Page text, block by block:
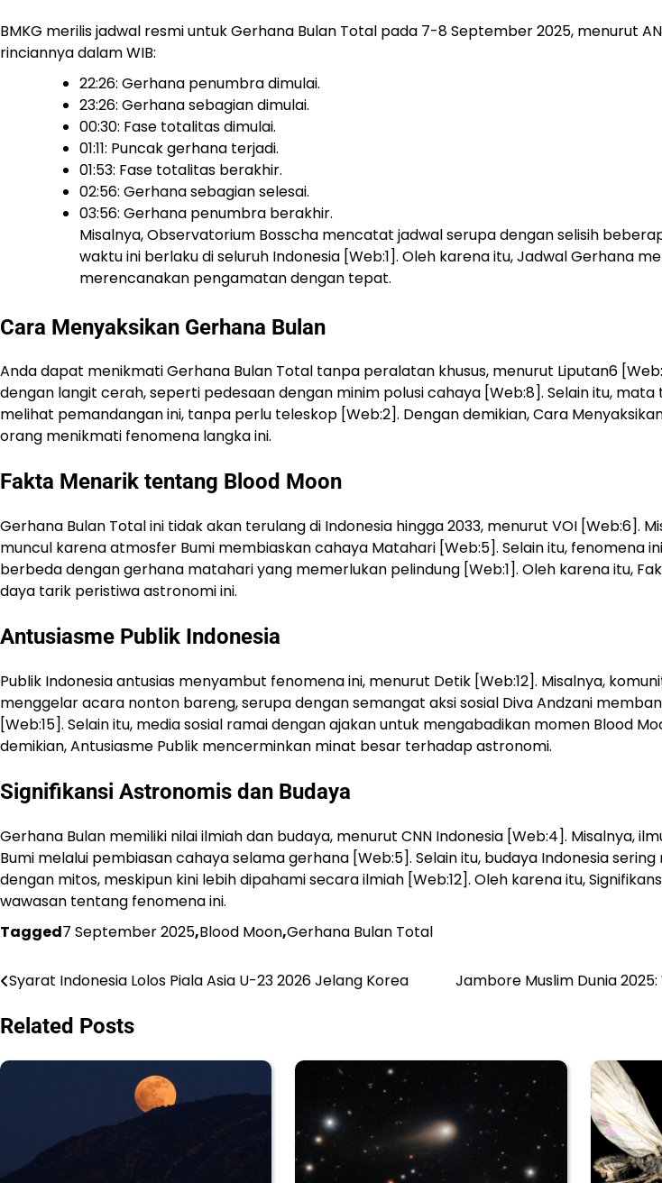
BMKG merilis jadwal resmi untuk Gerhana Bulan Total pada 7-8 September 2025, menurut
rinciannya dalam WIB:
22:26: Gerhana penumbra dimulai.
23:26: Gerhana sebagian dimulai.
00:30: Fase totalitas dimulai.
01:11: Puncak gerhana terjadi.
01:53: Fase totalitas berakhir.
02:56: Gerhana sebagian selesai.
03:56: Gerhana penumbra berakhir.
Misalnya, Observatorium Bosscha mencatat jadwal serupa dengan selisih
waktu ini berlaku di seluruh Indonesia [Web:1]. Oleh karena itu, Jadwal Gerhana
merencanakan pengamatan dengan tepat.
Cara Menyaksikan Gerhana Bulan
Anda dapat menikmati Gerhana Bulan Total tanpa peralatan khusus, menurut Liputan6
dengan langit cerah, seperti pedesaan dengan minim polusi cahaya [Web:8]. Selain itu,
melihat pemandangan ini, tanpa perlu teleskop [Web:2]. Dengan demikian, Cara
orang menikmati fenomena langka ini.
Fakta Menarik tentang Blood Moon
Gerhana Bulan Total ini tidak akan terulang di Indonesia hingga 2033, menurut VOI [Web:6].
muncul karena atmosfer Bumi membiaskan cahaya Matahari [Web:5]. Selain itu, fenomena
berbeda dengan gerhana matahari yang memerlukan pelindung [Web:1]. Oleh karena itu,
daya tarik peristiwa astronomi ini.
Antusiasme Publik Indonesia
Publik Indonesia antusias menyambut fenomena ini, menurut Detik [Web:12]. Misalnya,
menggelar acara nonton bareng, serupa dengan semangat aksi sosial Diva Andzani
[Web:15]. Selain itu, media sosial ramai dengan ajakan untuk mengabadikan momen Blood
demikian, Antusiasme Publik mencerminkan minat besar terhadap astronomi.
Signifikansi Astronomis dan Budaya
Gerhana Bulan memiliki nilai ilmiah dan budaya, menurut CNN Indonesia [Web:4]. Misalnya,
Bumi melalui pembiasan cahaya selama gerhana [Web:5]. Selain itu, budaya Indonesia
dengan mitos, meskipun kini lebih dipahami secara ilmiah [Web:12]. Oleh karena itu,
wawasan tentang fenomena ini.
Tagged7 September 2025,Blood Moon,Gerhana Bulan Total
Navigasi
pos
Syarat Indonesia Lolos Piala Asia U-23 2026 Jelang Korea Jambore Muslim Dunia
Related Posts